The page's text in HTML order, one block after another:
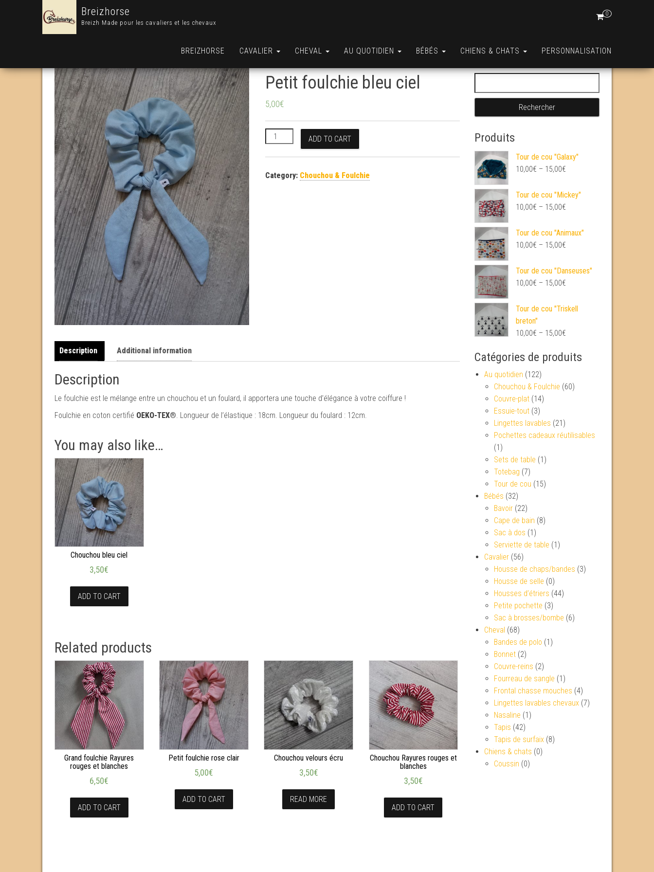
Breizhorse
Breizh Made pour les cavaliers et les chevaux
0
BREIZHORSE CAVALIER CHEVAL AU QUOTIDIEN BÉBÉS CHIENS & CHATS PERSONNALISATION
Petit foulchie bleu ciel
5,00€
Petit foulchie bleu ciel quantity
ADD TO CART
Category: Chouchou & Foulchie
Description Additional information
Description
Le foulchie est le mélange entre un chouchou et un foulard, il apportera une touche d’élégance à votre coiffure !
Foulchie en coton certifié OEKO-TEX® . Longueur de l’élastique : 18cm. Longueur du foulard : 12cm.
You may also like…
Chouchou bleu ciel
3,50€
ADD TO CART
Related products
Grand foulchie Rayures
rouges et blanches
6,50€
ADD TO CART
Petit foulchie rose clair
5,00€
ADD TO CART
Chouchou velours écru
3,50€
READ MORE
Chouchou Rayures rouges et
blanches
3,50€
ADD TO CART
Produits
Tour de cou "Galaxy"
10,00€ – 15,00€
Tour de cou "Mickey"
10,00€ – 15,00€
Tour de cou "Animaux"
10,00€ – 15,00€
Tour de cou "Danseuses"
10,00€ – 15,00€
Tour de cou "Triskell
breton"
10,00€ – 15,00€
Catégories de produits
Au quotidien (122)
Chouchou & Foulchie (60)
Couvre-plat (14)
Essuie-tout (3)
Lingettes lavables (21)
Pochettes cadeaux réutilisables
(1)
Sets de table (1)
Totebag (7)
Tour de cou (15)
Bébés (32)
Bavoir (22)
Cape de bain (8)
Sac à dos (1)
Serviette de table (1)
Cavalier (56)
Housse de chaps/bandes (3)
Housse de selle (0)
Housses d’étriers (44)
Petite pochette (3)
Sac à brosses/bombe (6)
Cheval (68)
Bandes de polo (1)
Bonnet (2)
Couvre-reins (2)
Fourreau de sangle (1)
Frontal chasse mouches (4)
Lingettes lavables chevaux (7)
Nasaline (1)
Tapis (42)
Tapis de surfaix (8)
Chiens & chats (0)
Coussin (0)